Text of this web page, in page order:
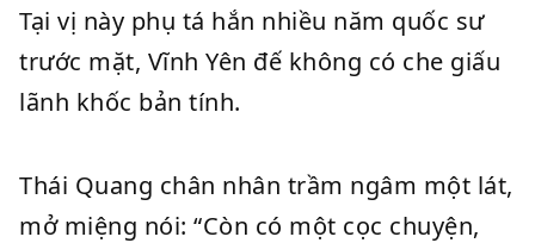
Tại vị này phụ tá hắn nhiều năm quốc sư
trước mặt, Vĩnh Yên đế không có che giấu
lãnh khốc bản tính.
Thái Quang chân nhân trầm ngâm một lát,
mở miệng nói: “Còn có một cọc chuyện,